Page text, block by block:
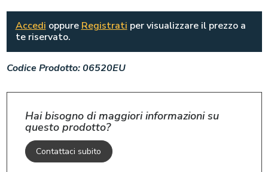
Accedi oppure Registrati per visualizzare il prezzo a
te riservato.
Codice Prodotto: 06520EU
Hai bisogno di maggiori informazioni su
questo prodotto?
Contattaci subito